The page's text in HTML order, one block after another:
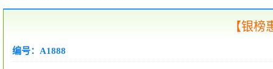
【银
编号：A1888